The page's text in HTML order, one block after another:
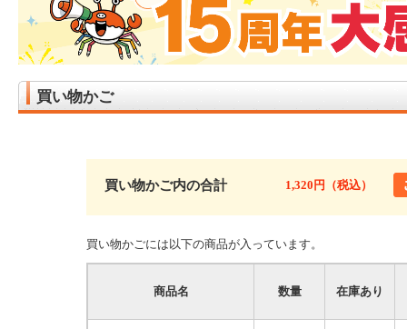
買い物かご
買い物かご内の合計 1,320円（税込）
買い物かごには以下の商品が入っています。
商品名 数量 在庫あり